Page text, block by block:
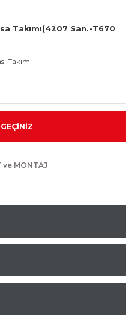
Takımı(4207 San.-T670
Takımı
ve MONTAJ